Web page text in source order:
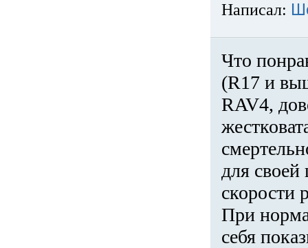
Написал:
Что
(R17 и
RAV4,
для
скорости
При
себя